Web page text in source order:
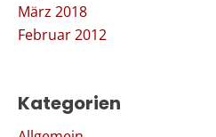
März 2018
Februar 2012
Kategorien